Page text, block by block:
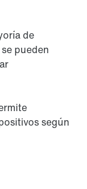
de
pueden
según